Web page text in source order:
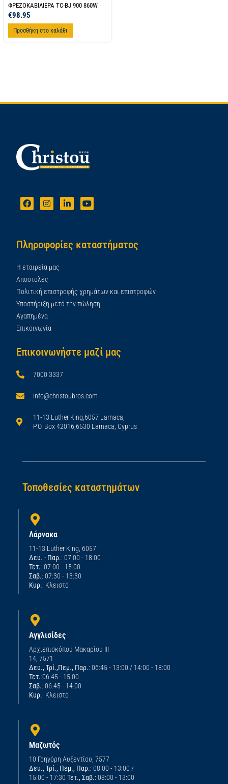
ΦΡΕΖΟΚΑΒΙΛΙΕΡΑ TC-BJ 900 860W
€98.95
Προσθήκη στο καλάθι
Πληροφορίες καταστήματος
Η εταιρεία μας
Αποστολές
Πολιτική επιστροφής χρημάτων και επιστροφών
Υποστήριξη μετά την πώληση
Αγαπημένα
Επικοινωνία
Επικοινωνήστε μαζί μας
7000 3337
info@christoubros.com
11-13 Luther King,6057 Larnaca,
P.O. Box 42016,6530 Larnaca, Cyprus
Τοποθεσίες καταστημάτων
Λάρνακα
11-13 Luther King, 6057
Δευ. - Παρ.: 07:00 - 18:00
Τετ.: 07:00 - 15:00
Σαβ.: 07:30 - 13:30
Κυρ.: Κλειστό
Αγγλισίδες
Αρχιεπισκόπου Μακαρίου ΙΙΙ
14, 7571
Δευ., Τρί.,Πεμ., Παρ.: 06:45 - 13:00 / 14:00 - 18:00
Τετ.:06:45 - 15:00
Σαβ.: 06:45 - 14:00
Κυρ.: Κλειστό
Μαζωτός
10 Γρηγόρη Αυξεντίου, 7577
Δευ., Τρί., Πεμ., Παρ.: 08:00 - 13:00 /
15:00 - 17:30 Τετ., Σαβ.: 08:00 - 13:00